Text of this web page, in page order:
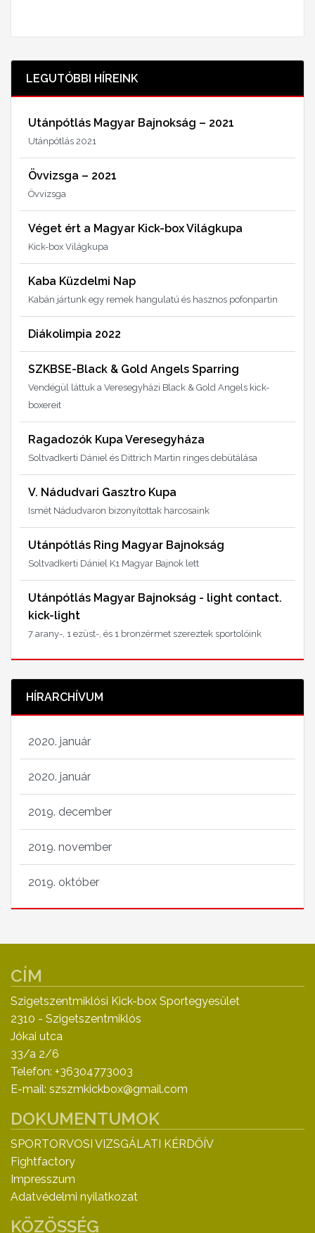
LEGUTÓBBI HÍREINK
Utánpótlás Magyar Bajnokság – 2021
Utánpótlás 2021
Övvizsga – 2021
Övvizsga
Véget ért a Magyar Kick-box Világkupa
Kick-box Világkupa
Kaba Küzdelmi Nap
Kabán jártunk egy remek hangulatú és hasznos pofonpartin
Diákolimpia 2022
SZKBSE-Black & Gold Angels Sparring
Vendégül láttuk a Veresegyházi Black & Gold Angels kick-
boxereit
Ragadozók Kupa Veresegyháza
Soltvadkerti Dániel és Dittrich Martin ringes debütálása
V. Nádudvari Gasztro Kupa
Ismét Nádudvaron bizonyítottak harcosaink
Utánpótlás Ring Magyar Bajnokság
Soltvadkerti Dániel K1 Magyar Bajnok lett
Utánpótlás Magyar Bajnokság - light contact.
kick-light
7 arany-, 1 ezüst-, és 1 bronzérmet szereztek sportolóink
HÍRARCHÍVUM
2020. január
2020. január
2019. december
2019. november
2019. október
CÍM
Szigetszentmiklósi Kick-box Sportegyesület
2310 - Szigetszentmiklós
Jókai utca
33/a 2/6
Telefon: +36304773003
E-mail: szszmkickbox@gmail.com
DOKUMENTUMOK
SPORTORVOSI VIZSGÁLATI KÉRDŐÍV
Fightfactory
Impresszum
Adatvédelmi nyilatkozat
KÖZÖSSÉG